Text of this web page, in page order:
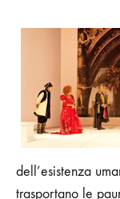
dell’esistenza
trasportano le